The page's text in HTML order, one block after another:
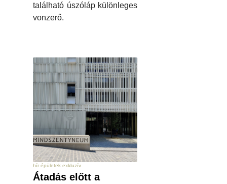
található úszóláp különleges
vonzerő.
hír épületek exkluzív
Átadás előtt a